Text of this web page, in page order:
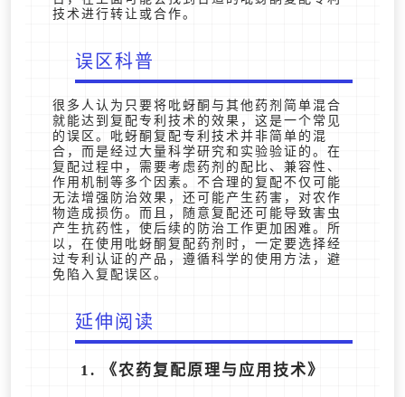
技术进行转让或合作。
误区科普
很多人认为只要将吡蚜酮与其他药剂简单混合
就能达到复配专利技术的效果，这是一个常见
的误区。吡蚜酮复配专利技术并非简单的混
合，而是经过大量科学研究和实验验证的。在
复配过程中，需要考虑药剂的配比、兼容性、
作用机制等多个因素。不合理的复配不仅可能
无法增强防治效果，还可能产生药害，对农作
物造成损伤。而且，随意复配还可能导致害虫
产生抗药性，使后续的防治工作更加困难。所
以，在使用吡蚜酮复配药剂时，一定要选择经
过专利认证的产品，遵循科学的使用方法，避
免陷入复配误区。
延伸阅读
1. 《农药复配原理与应用技术》